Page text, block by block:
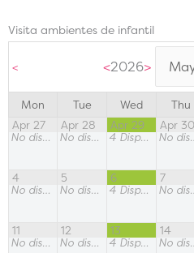
Visita ambientes de infantil
< <2026>
Mon Tue Wed Thu
Apr 27
No disponible
Apr 28
No disponible
Apr 29
4Disponible
Apr 30
No
4
No disponible
5
No disponible
6
4Disponible
7
No
11
No disponible
12
No disponible
13
4Disponible
14
No